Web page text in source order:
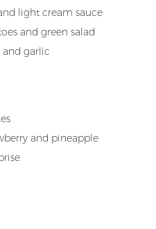
light cream sauce
and green salad
garlic
and pineapple